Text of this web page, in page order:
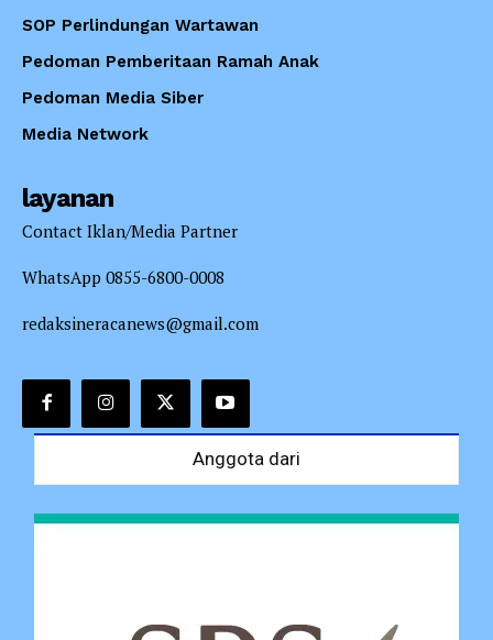
SOP Perlindungan Wartawan
Pedoman Pemberitaan Ramah Anak
Pedoman Media Siber
Media Network
layanan
Contact Iklan/Media Partner
WhatsApp 0855-6800-0008
redaksineracanews@gmail.com
Anggota dari